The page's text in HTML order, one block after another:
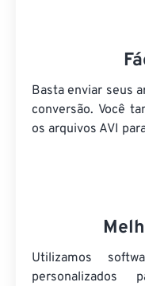
Basta enviar seus
conversão. Você
os arquivos AVI
Utilizamos